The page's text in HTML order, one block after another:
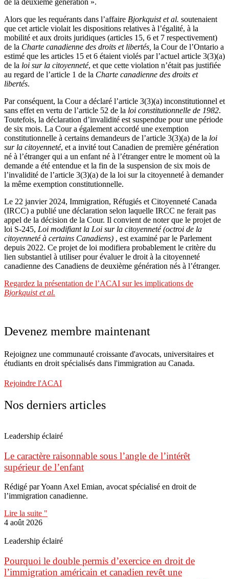
Alors que les requérants dans l’affaire Bjorkquist et al. soutenaient
que cet article violait les dispositions relatives à l’égalité, à la
mobilité et aux droits juridiques (articles 15, 6 et 7 respectivement)
de la Charte canadienne des droits et libertés, la Cour de l’Ontario a
estimé que les articles 15 et 6 étaient violés par l’actuel article 3(3)(a)
de la loi sur la citoyenneté, et que cette violation n’était pas justifiée
au regard de l’article 1 de la Charte canadienne des droits et
libertés.
Par conséquent, la Cour a déclaré l’article 3(3)(a) inconstitutionnel et
sans effet en vertu de l’article 52 de la loi constitutionnelle de 1982.
Toutefois, la déclaration d’invalidité est suspendue pour une période
de six mois. La Cour a également accordé une exemption
constitutionnelle à certains demandeurs de l’article 3(3)(a) de la loi
sur la citoyenneté, et a invité tout Canadien de première génération
né à l’étranger qui a un enfant né à l’étranger entre le moment où la
demande a été entendue et la fin de la suspension de six mois de
l’invalidité de l’article 3(3)(a) de la loi sur la citoyenneté à demander
la même exemption constitutionnelle.
Le 22 janvier 2024, Immigration, Réfugiés et Citoyenneté Canada
(IRCC) a publié une déclaration selon laquelle IRCC ne ferait pas
appel de la décision de la Cour. Il convient de noter que le projet de
loi S-245, Loi modifiant la Loi sur la citoyenneté (octroi de la
citoyenneté à certains Canadiens) , est examiné par le Parlement
depuis 2022. Ce projet de loi modifiera probablement le critère du
lien substantiel à utiliser pour évaluer le droit à la citoyenneté
canadienne des Canadiens de deuxième génération nés à l’étranger.
Regardez la présentation de l’ACAI sur les implications de
Bjorkquist et al.
Devenez membre maintenant
Rejoignez une communauté croissante d'avocats, universitaires et
étudiants en droit spécialisés dans l'immigration au Canada.
Rejoindre l'ACAI
Nos derniers articles
Leadership éclairé
Le caractère raisonnable sous l’angle de l’intérêt
supérieur de l’enfant
Rédigé par Yoann Axel Emian, avocat spécialisé en droit de
l’immigration canadienne.
Lire la suite "
4 août 2026
Leadership éclairé
Pourquoi le double permis d’exercice en droit de
l’immigration américain et canadien revêt une